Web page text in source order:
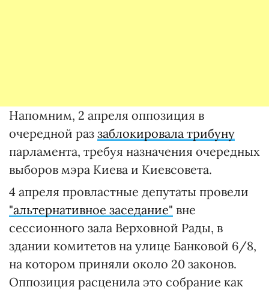
Напомним, 2 апреля оппозиция в
очередной раз заблокировала трибуну
парламента, требуя назначения очередных
выборов мэра Киева и Киевсовета.
4 апреля провластные депутаты провели
"альтернативное заседание" вне
сессионного зала Верховной Рады, в
здании комитетов на улице Банковой 6/8,
на котором приняли около 20 законов.
Оппозиция расценила это собрание как